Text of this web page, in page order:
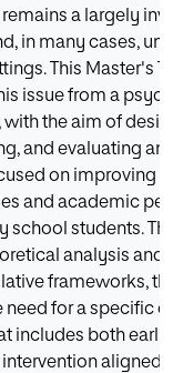
a largely
in many cases,
This Master's
issue from a
with the aim of
and evaluating an
on improving
and academic
school students.
analysis and
frameworks,
need for a specific
includes both
aligned